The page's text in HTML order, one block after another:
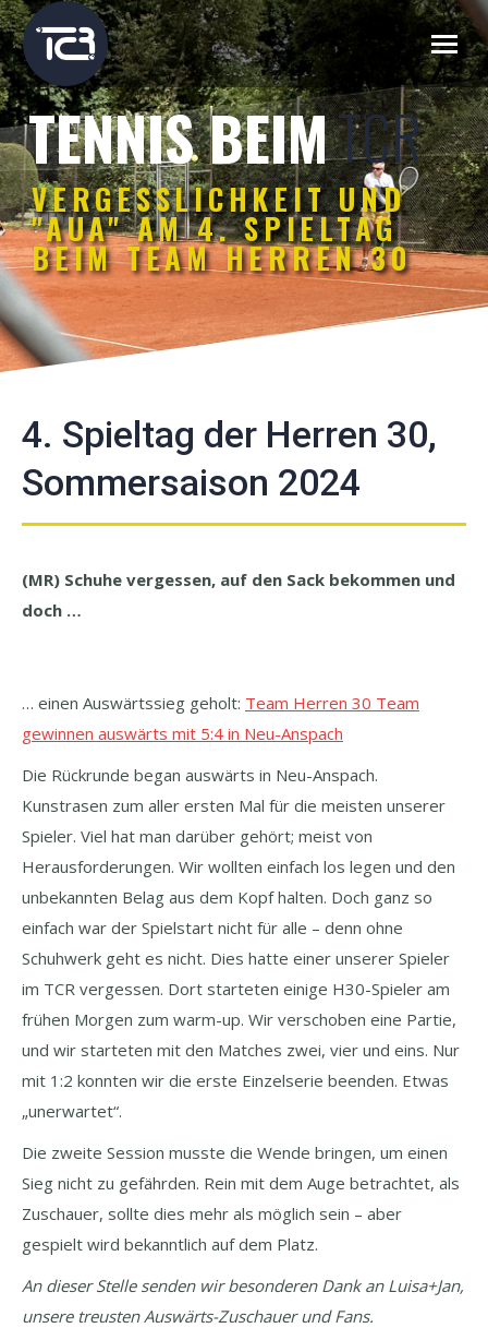
TENNIS BEIM
VERGESSLICHKEIT UND
"AUA" AM 4. SPIELTAG
BEIM TEAM HERREN 30
TCR
4. Spieltag der Herren 30,
Sommersaison 2024
(MR) Schuhe vergessen, auf den Sack bekommen und
doch …
… einen Auswärtssieg geholt: Team Herren 30 Team
gewinnen auswärts mit 5:4 in Neu-Anspach
Die Rückrunde began auswärts in Neu-Anspach.
Kunstrasen zum aller ersten Mal für die meisten unserer
Spieler. Viel hat man darüber gehört; meist von
Herausforderungen. Wir wollten einfach los legen und den
unbekannten Belag aus dem Kopf halten. Doch ganz so
einfach war der Spielstart nicht für alle – denn ohne
Schuhwerk geht es nicht. Dies hatte einer unserer Spieler
im TCR vergessen. Dort starteten einige H30-Spieler am
frühen Morgen zum warm-up. Wir verschoben eine Partie,
und wir starteten mit den Matches zwei, vier und eins. Nur
mit 1:2 konnten wir die erste Einzelserie beenden. Etwas
„unerwartet“.
Die zweite Session musste die Wende bringen, um einen
Sieg nicht zu gefährden. Rein mit dem Auge betrachtet, als
Zuschauer, sollte dies mehr als möglich sein – aber
gespielt wird bekanntlich auf dem Platz.
An dieser Stelle senden wir besonderen Dank an Luisa+Jan,
unsere treusten Auswärts-Zuschauer und Fans.